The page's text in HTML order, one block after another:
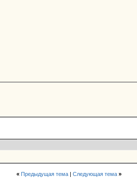
« Предыдущая тема| Следующая тема »